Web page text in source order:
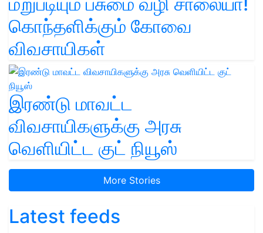
கொந்தளிக்கும் கோவை
விவசாயிகள்
இரண்டு மாவட்ட
விவசாயிகளுக்கு அரசு
வெளியிட்ட குட் நியூஸ்
More Stories
Latest feeds